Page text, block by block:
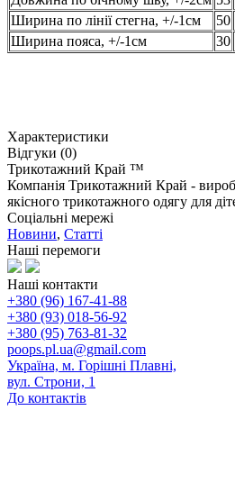
Ширина по лінії стегна, +/-1см
50
Ширина пояса, +/-1см
30
Характеристики
Відгуки (0)
Трикотажний Край ™
Компанія Трикотажний Край -
якісного трикотажного одягу для
Соціальні мережі
Новини, Статті
Наші перемоги
Наші контакти
+380 (96) 167-41-88
+380 (93) 018-56-92
+380 (95) 763-81-32
poops.pl.ua@gmail.com
Україна, м. Горішні Плавні,
вул. Строни, 1
До контактів